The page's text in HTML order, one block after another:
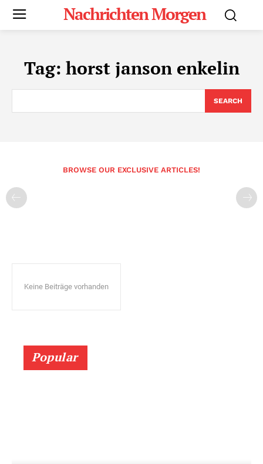
Nachrichten Morgen
Tag: horst janson enkelin
SEARCH
BROWSE OUR EXCLUSIVE ARTICLES!
Keine Beiträge vorhanden
Popular